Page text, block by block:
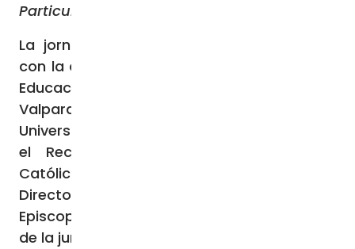
Particular, una historia con futuro».
La jornada inaugural del Congreso contó
con la distinguida presencia del Ministro de
Educación, Nicolás Cataldo, el Obispo de
Valparaíso y Gran Canciller de la Pontificia
Universidad Católica, Monseñor Jorge Vega,
el Rector de la Pontificia Universidad
Católica de Valparaíso, Nelson Vásquez, el
Director de Educación de la Conferencia
Episcopal, Roberto Pavez, y las autoridades
de la junta nacional de FIDE.